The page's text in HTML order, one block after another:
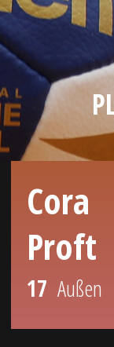
Cora
Proft
17 Außen